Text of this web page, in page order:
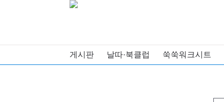
게시판 날따·북클럽 쑥쑥워크시트